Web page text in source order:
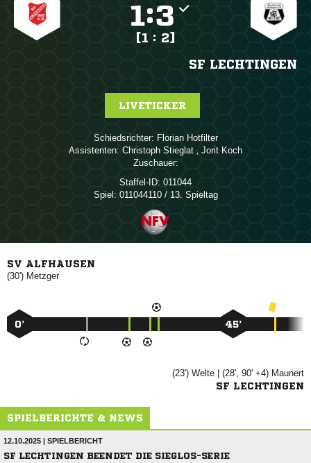
:
[1 : 2]
SF LECHTINGEN
LIVETICKER
Schiedsrichter:  
Assistenten:   ,  
Zuschauer:
Staffel-ID: 011044
Spiel: 011044110 / 13. Spieltag
SV ALFHAUSEN
(30') 
0’ 45’
(23')  | (28', 90' +4) 
SF LECHTINGEN
SPIELBERICHTE & NEWS
12.10.2025 | SPIELBERICHT
SF LECHTINGEN BEENDET DIE SIEGLOS-SERIE